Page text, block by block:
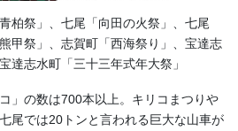
柏祭」、七尾「向田の火祭」、七尾
甲祭」、志賀町「西海祭り」、宝達志
達志水町「三十三年式年大祭」
」の数は700本以上。キリコまつりや
尾では20トンと言われる巨大な山車が